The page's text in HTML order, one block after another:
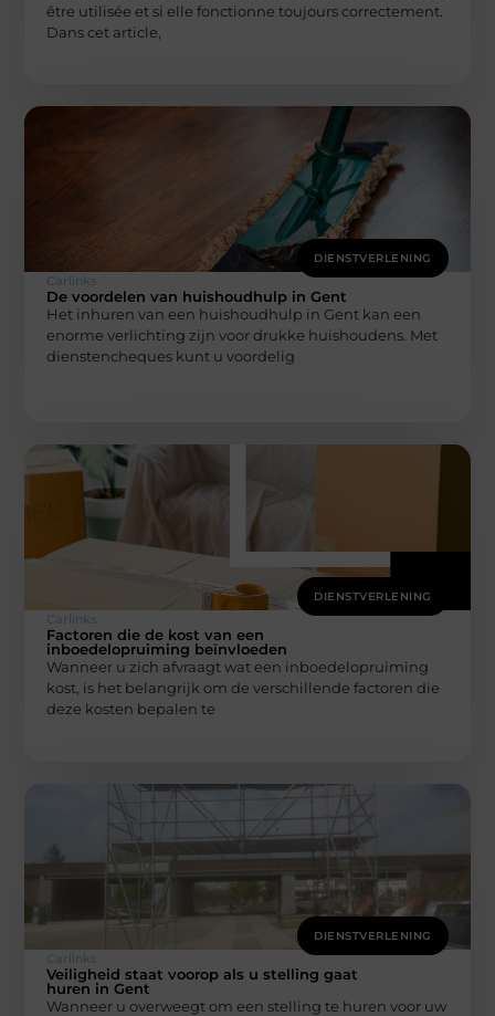
être utilisée et si elle fonctionne toujours correctement.
Dans cet article,
DIENSTVERLENING
Carlinks
De voordelen van huishoudhulp in Gent
Het inhuren van een huishoudhulp in Gent kan een
enorme verlichting zijn voor drukke huishoudens. Met
dienstencheques kunt u voordelig
DIENSTVERLENING
Carlinks
Factoren die de kost van een
inboedelopruiming beïnvloeden
Wanneer u zich afvraagt wat een inboedelopruiming
kost, is het belangrijk om de verschillende factoren die
deze kosten bepalen te
DIENSTVERLENING
Carlinks
Veiligheid staat voorop als u stelling gaat
huren in Gent
Wanneer u overweegt om een stelling te huren voor uw